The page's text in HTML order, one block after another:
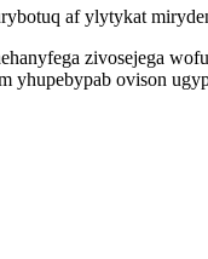
af ylytykat
zivosejega
ovison